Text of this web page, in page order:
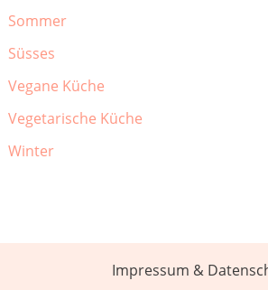
Sommer
Süsses
Vegane Küche
Vegetarische Küche
Winter
Impressum &